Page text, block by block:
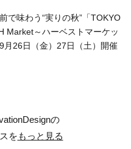
で味わう“実りの秋”「TOKYO
Market～ハーベストマーケッ
9月26日（金）27日（土）開催
の
をもっと見る